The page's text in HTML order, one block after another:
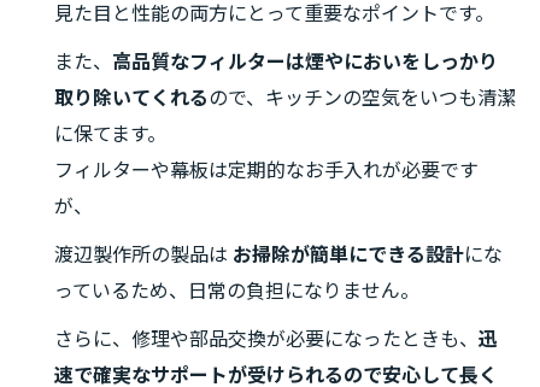
見た目と性能の両方にとって重要なポイントです。
また、 高品質なフィルターは煙やにおいをしっかり
取り除いてくれるので、キッチンの空気をいつも清潔
に保てます。
フィルターや幕板は定期的なお手入れが必要です
が、
渡辺製作所の製品は お掃除が簡単にできる設計にな
っているため、日常の負担になりません。
さらに、修理や部品交換が必要になったときも、 迅
速で確実なサポートが受けられるので安心して長く